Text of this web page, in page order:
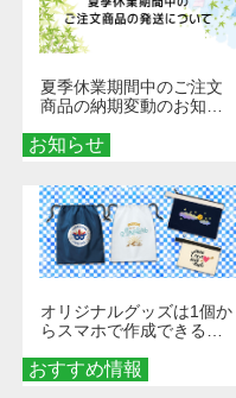
お知らせ
夏季休業期間中のご注文
商品の納期変動のお知ら
おすすめ情報
オリジナルグッズは1個か
らスマホで作成できる！
くなる巾着＆ポーチ活用
術